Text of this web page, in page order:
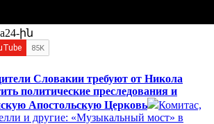
ին
Словакии требуют от Никола
политические преследования и
Апостольскую Церковь
Комитас,
и другие: «Музыкальный мост» в